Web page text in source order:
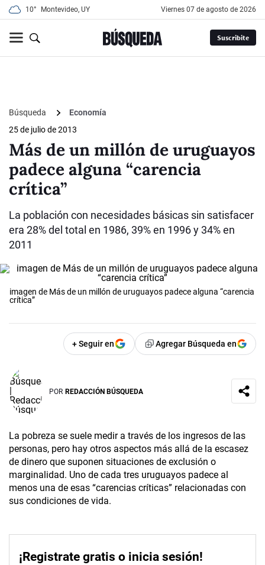
10° Montevideo, UY viernes 07 de agosto de 2026
Suscribite
Búsqueda
Economía
25 de julio de 2013
Más de un millón de uruguayos
padece alguna “carencia
crítica”
La población con necesidades básicas sin satisfacer
era 28% del total en 1986, 39% en 1996 y 34% en
2011
imagen de Más de un millón de uruguayos padece alguna “carencia
crítica”
+ Seguir en Agregar Búsqueda en
POR REDACCIÓN BÚSQUEDA
La pobreza se suele medir a través de los ingresos de las
personas, pero hay otros aspectos más allá de la escasez
de dinero que suponen situaciones de exclusión o
marginalidad. Uno de cada tres uruguayos padece al
menos una de esas “carencias críticas” relacionadas con
sus condiciones de vida.
¡Registrate gratis o inicia sesión!